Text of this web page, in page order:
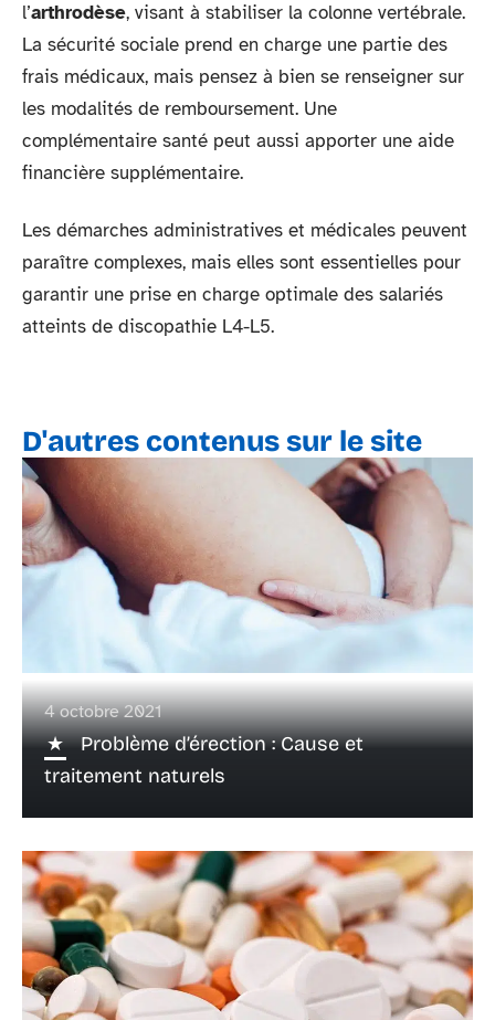
l’arthrodèse, visant à stabiliser la colonne vertébrale.
La sécurité sociale prend en charge une partie des
frais médicaux, mais pensez à bien se renseigner sur
les modalités de remboursement. Une
complémentaire santé peut aussi apporter une aide
financière supplémentaire.
Les démarches administratives et médicales peuvent
paraître complexes, mais elles sont essentielles pour
garantir une prise en charge optimale des salariés
atteints de discopathie L4-L5.
D'autres contenus sur le site
4 octobre 2021
Problème d’érection : Cause et
traitement naturels